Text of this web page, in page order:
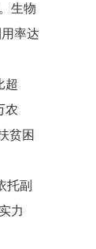
生物
率达
超
农
贫困
托副
力